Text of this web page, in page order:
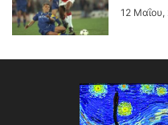
12 Μαΐου,